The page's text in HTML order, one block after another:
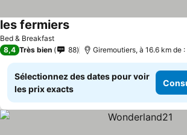
Bed & Breakfast
les fermiers
8,4 Très bien 88 Giremoutiers, à 16.6 km de
Sélectionnez des dates pour voir
les prix exacts